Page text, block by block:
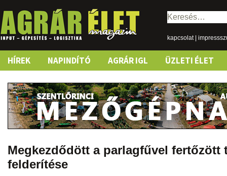
Keresés:
kapcsolat|
Skip
content
HÍREK NAPINDÍTÓ AGRÁR IGL ÜZLETI ÉLET
Megkezdődött a parlagfűvel fertőzött
felderítése